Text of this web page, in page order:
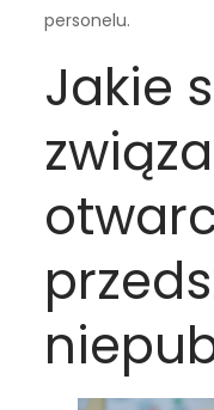
personelu.
Jakie